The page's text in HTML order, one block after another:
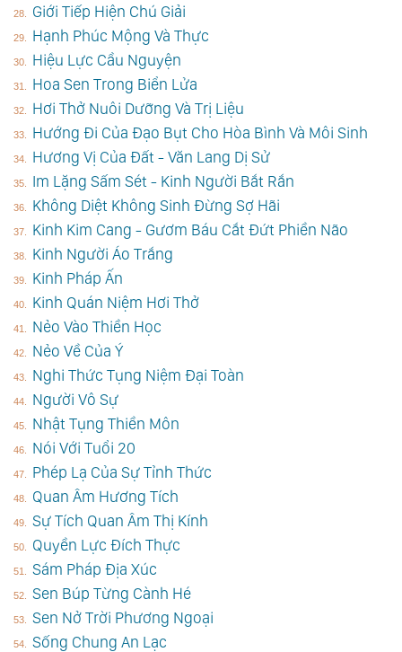
Giới Tiếp Hiện Chú Giải
Hạnh Phúc Mộng Và Thực
Hiệu Lực Cầu Nguyện
Hoa Sen Trong Biển Lửa
Hơi Thở Nuôi Dưỡng Và Trị Liệu
Hướng Đi Của Đạo Bụt Cho Hòa Bình Và Môi Sinh
Hương Vị Của Đất - Văn Lang Dị Sử
Im Lặng Sấm Sét - Kinh Người Bắt Rắn
Không Diệt Không Sinh Đừng Sợ Hãi
Kinh Kim Cang - Gươm Báu Cắt Đứt Phiền Não
Kinh Người Áo Trắng
Kinh Pháp Ấn
Kinh Quán Niệm Hơi Thở
Nẻo Vào Thiền Học
Nẻo Về Của Ý
Nghi Thức Tụng Niệm Đại Toàn
Người Vô Sự
Nhật Tụng Thiền Môn
Nói Với Tuổi 20
Phép Lạ Của Sự Tỉnh Thức
Quan Âm Hương Tích
Sự Tích Quan Âm Thị Kính
Quyền Lực Đích Thực
Sám Pháp Địa Xúc
Sen Búp Từng Cành Hé
Sen Nở Trời Phương Ngoại
Sống Chung An Lạc